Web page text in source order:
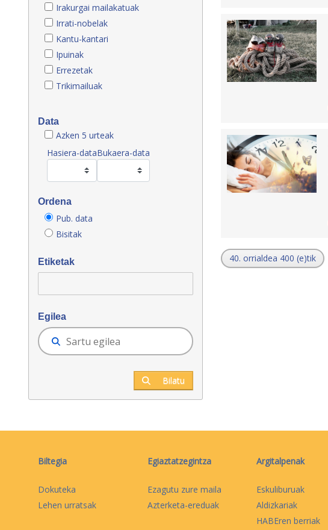
Irakurgai mailakatuak
Irrati-nobelak
Kantu-kantari
Ipuinak
Errezetak
Trikimailuak
Data
Azken 5 urteak
Hasiera-dataBukaera-data
Ordena
Pub. data
Bisitak
Etiketak
Egilea
Bilatu
40. orrialdea 400 (e)tik
Biltegia
Dokuteka
Lehen urratsak
Egiaztatzegintza
Ezagutu zure maila
Azterketa-ereduak
Argitalpenak
Eskuliburuak
Aldizkariak
HABEren berriak